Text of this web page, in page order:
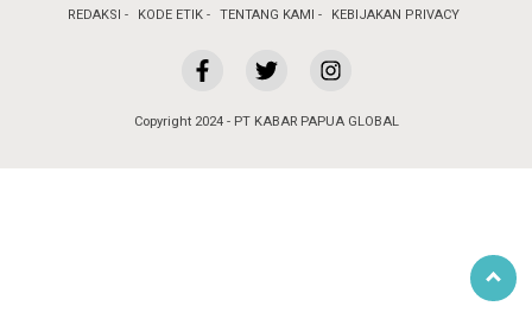
REDAKSI KODE ETIK TENTANG KAMI KEBIJAKAN PRIVACY
Copyright 2024 - PT KABAR PAPUA GLOBAL